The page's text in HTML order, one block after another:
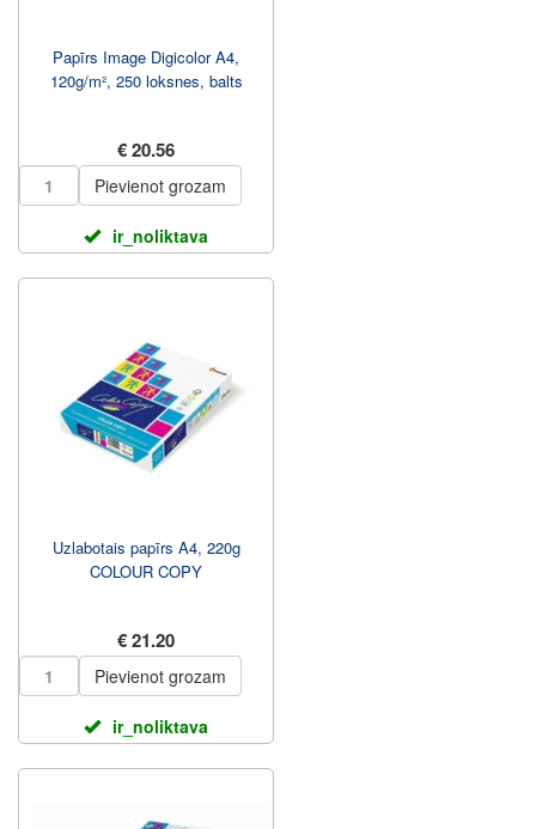
Papīrs Image Digicolor A4,
120g/m², 250 loksnes, balts
€ 20.56
Pievienot grozam
ir_noliktava
Uzlabotais papīrs A4, 220g
COLOUR COPY
€ 21.20
Pievienot grozam
ir_noliktava